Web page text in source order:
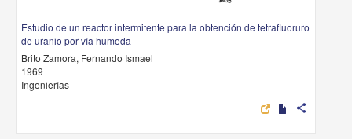
Estudio de un reactor intermitente para la obtención de tetrafluoruro
de uranio por vía humeda
Brito Zamora, Fernando Ismael
1969
Ingenierías
share